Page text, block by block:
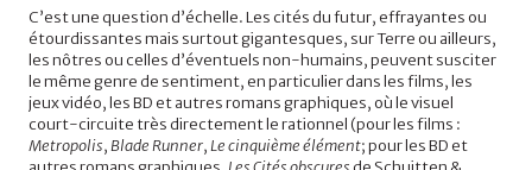
C’est une question d’échelle. Les cités du futur, effrayantes ou
étourdissantes mais surtout gigantesques, sur Terre ou ailleurs,
les nôtres ou celles d’éventuels non-humains, peuvent susciter
le même genre de sentiment, en particulier dans les films, les
jeux vidéo, les BD et autres romans graphiques, où le visuel
court-circuite très directement le rationnel (pour les films :
Metropolis,Blade Runner,Le cinquième élément; pour les BD et